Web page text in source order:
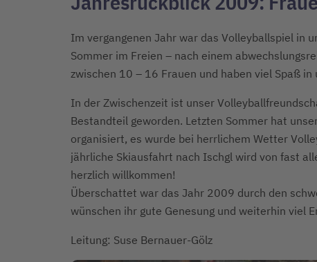
Im vergangenen Jahr war das Volleyballspiel in
Sommer im Freien – nach einem
zwischen 10 – 16 Frauen und haben viel Spaß
In der Zwischenzeit ist unser
Bestandteil geworden. Letzten Sommer hat
organisiert, es wurde bei herrlichem Wetter
jährliche Skiausfahrt nach Ischgl wird von fast
herzlich willkommen!
Überschattet war das Jahr 2009 durch den
wünschen ihr gute Genesung und weiterhin viel
Leitung: Suse Bernauer-Gölz